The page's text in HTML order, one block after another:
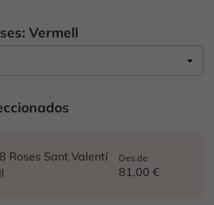
Vermell
Roses Sant Valentí
Des de
81,00 €